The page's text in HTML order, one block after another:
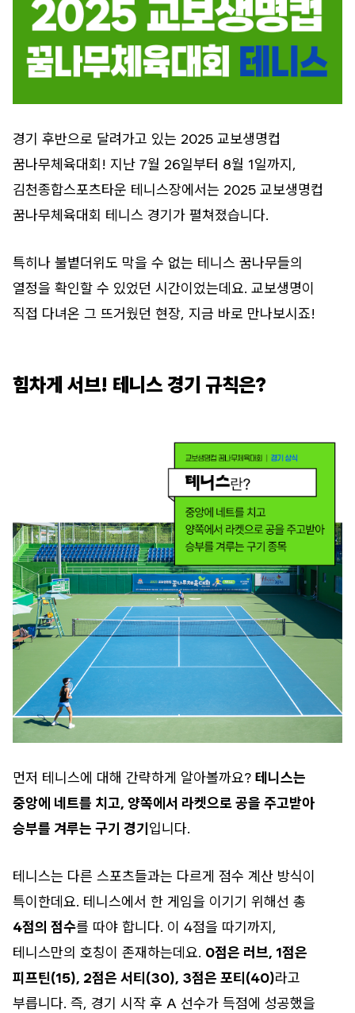
경기 후반으로 달려가고 있는 2025 교보생명컵
꿈나무체육대회! 지난 7월 26일부터 8월 1일까지,
김천종합스포츠타운 테니스장에서는 2025 교보생명컵
꿈나무체육대회 테니스 경기가 펼쳐졌습니다.
특히나 불볕더위도 막을 수 없는 테니스 꿈나무들의
열정을 확인할 수 있었던 시간이었는데요. 교보생명이
직접 다녀온 그 뜨거웠던 현장, 지금 바로 만나보시죠!
힘차게 서브! 테니스 경기 규칙은?
먼저 테니스에 대해 간략하게 알아볼까요? 테니스는
중앙에 네트를 치고, 양쪽에서 라켓으로 공을 주고받아
승부를 겨루는 구기 경기입니다.
테니스는 다른 스포츠들과는 다르게 점수 계산 방식이
특이한데요. 테니스에서 한 게임을 이기기 위해선 총
4점의 점수를 따야 합니다. 이 4점을 따기까지,
테니스만의 호칭이 존재하는데요. 0점은 러브, 1점은
피프틴(15), 2점은 서티(30), 3점은 포티(40)라고
부릅니다. 즉, 경기 시작 후 A 선수가 득점에 성공했을